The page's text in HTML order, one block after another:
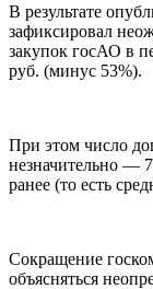
В результате
зафиксировал
закупок госАО в
руб. (минус 53%).
При этом число
незначительно —
ранее (то есть
Сокращение
объясняться